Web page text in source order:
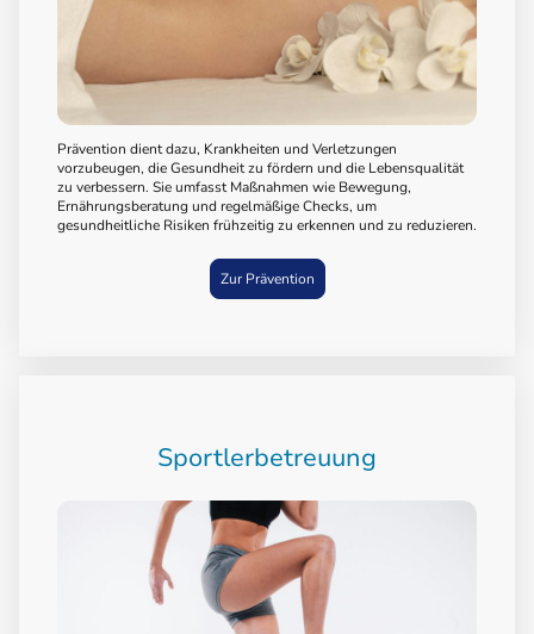
Prävention dient dazu, Krankheiten und Verletzungen
vorzubeugen, die Gesundheit zu fördern und die Lebensqualität
zu verbessern. Sie umfasst Maßnahmen wie Bewegung,
Ernährungsberatung und regelmäßige Checks, um
gesundheitliche Risiken frühzeitig zu erkennen und zu reduzieren.
Zur Prävention
Sportlerbetreuung